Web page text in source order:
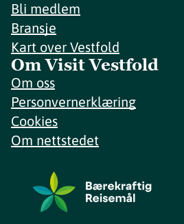
Bli medlem
Bransje
Kart over Vestfold
Om Visit Vestfold
Om oss
Personvernerklæring
Cookies
Om nettstedet